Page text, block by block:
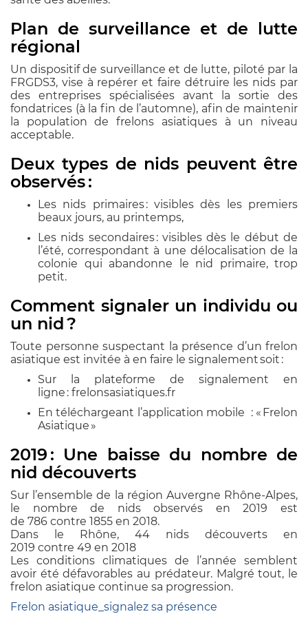
Plan de surveillance et de lutte
régional
Un dispositif de surveillance et de lutte, piloté par la
FRGDS3, vise à repérer et faire détruire les nids par
des entreprises spécialisées avant la sortie des
fondatrices (à la fin de l’automne), afin de maintenir
la population de frelons asiatiques à un niveau
acceptable.
Deux types de nids peuvent être
observés :
Les nids primaires : visibles dès les premiers
beaux jours, au printemps,
Les nids secondaires : visibles dès le début de
l’été, correspondant à une délocalisation de la
colonie qui abandonne le nid primaire, trop
petit.
Comment signaler un individu ou
un nid ?
Toute personne suspectant la présence d’un frelon
asiatique est invitée à en faire le signalement soit :
Sur la plateforme de signalement en
ligne : frelonsasiatiques.fr
En téléchargeant l’application mobile : « Frelon
Asiatique »
2019 : Une baisse du nombre de
nid découverts
Sur l’ensemble de la région Auvergne Rhône-Alpes,
le nombre de nids observés en 2019 est
de 786 contre 1855 en 2018.
Dans le Rhône, 44 nids découverts en
2019 contre 49 en 2018
Les conditions climatiques de l’année semblent
avoir été défavorables au prédateur. Malgré tout, le
frelon asiatique continue sa progression.
Frelon asiatique_signalez sa présence